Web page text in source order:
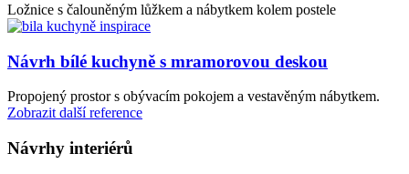
Ložnice s čalouněným lůžkem a nábytkem kolem postele
Návrh bílé kuchyně s mramorovou deskou
Propojený prostor s obývacím pokojem a vestavěným nábytkem.
Zobrazit další reference
Návrhy interiérů